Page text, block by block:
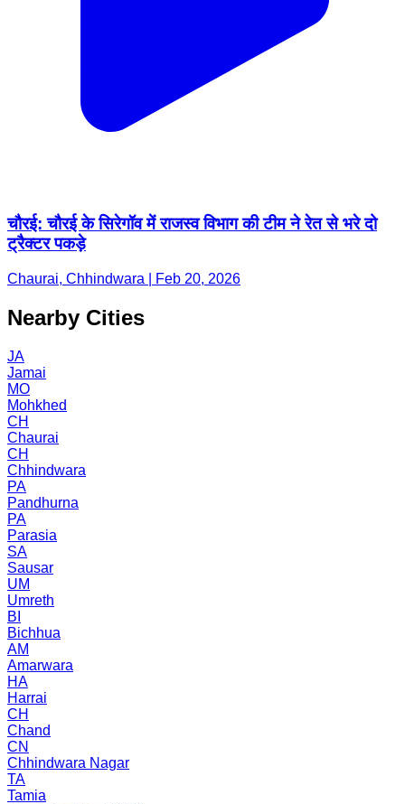
चौरई: चौरई के सिरेगॉव में राजस्व विभाग की टीम ने रेत से भरे दो
ट्रैक्टर पकड़े
Chaurai, Chhindwara | Feb 20, 2026
Nearby Cities
JA
Jamai
MO
Mohkhed
CH
Chaurai
CH
Chhindwara
PA
Pandhurna
PA
Parasia
SA
Sausar
UM
Umreth
BI
Bichhua
AM
Amarwara
HA
Harrai
CH
Chand
CN
Chhindwara Nagar
TA
Tamia